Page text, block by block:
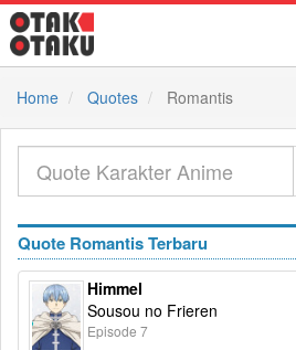
Home
Quotes Romantis
Quote Romantis Terbaru
Himmel
Sousou no Frieren
Episode 7